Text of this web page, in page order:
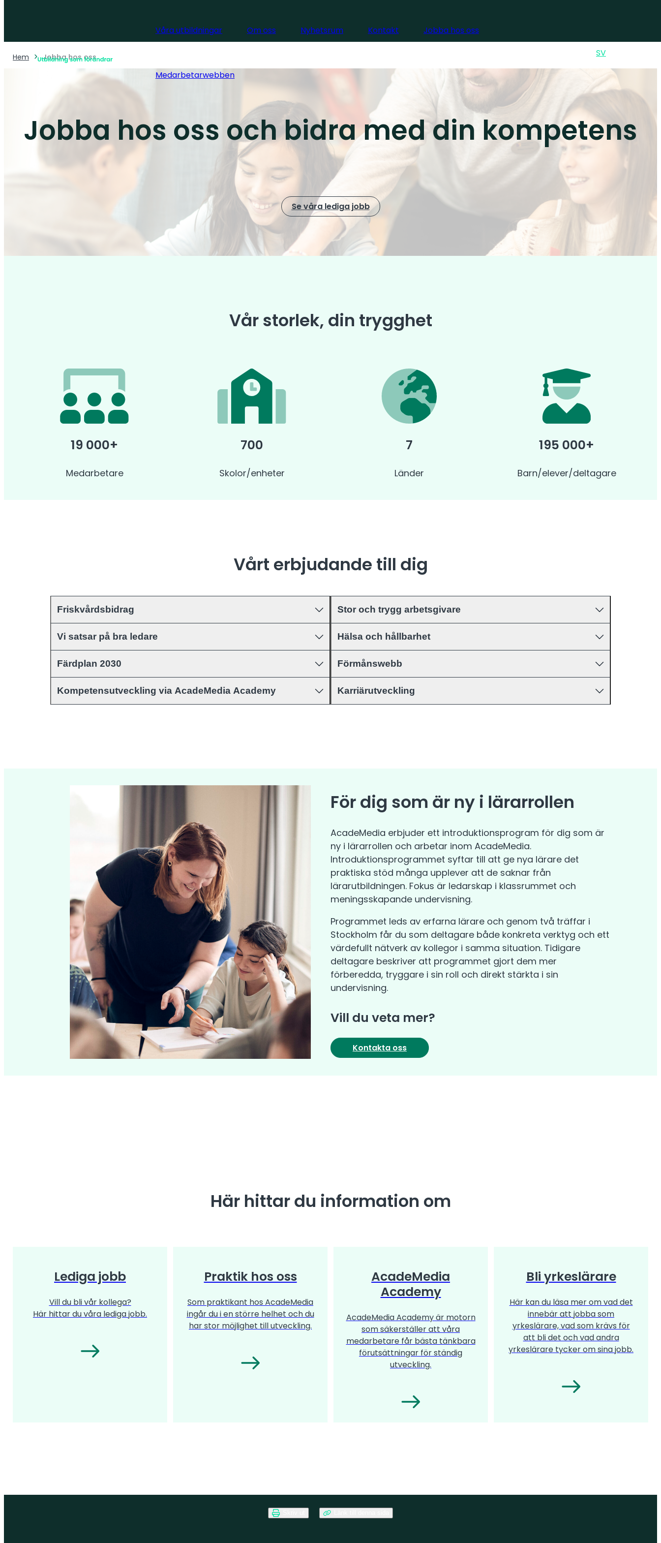
Våra utbildningar Om oss Nyhetsrum Kontakt Jobba hos oss
Medarbetarwebben
GLISH
SVENSKA
Hem Jobba hos oss
Jobba hos oss och bidra med din kompetens
Se våra lediga jobb
Vår storlek, din trygghet
19 000+
Medarbetare
700
Skolor/enheter
7
Länder
195 000+
Barn/elever/deltagare
Vårt erbjudande till dig
Friskvårdsbidrag
Vi satsar på bra ledare
Färdplan 2030
Kompetensutveckling via AcadeMedia Academy
Stor och trygg arbetsgivare
Hälsa och hållbarhet
Förmånswebb
Karriärutveckling
För dig som är ny i lärarrollen
AcadeMedia erbjuder ett introduktionsprogram för dig som är
ny i lärarrollen och arbetar inom AcadeMedia.
Introduktionsprogrammet syftar till att ge nya lärare det
praktiska stöd många upplever att de saknar från
lärarutbildningen. Fokus är ledarskap i klassrummet och
meningsskapande undervisning.
Programmet leds av erfarna lärare och genom två träffar i
Stockholm får du som deltagare både konkreta verktyg och ett
värdefullt nätverk av kollegor i samma situation. Tidigare
deltagare beskriver att programmet gjort dem mer
förberedda, tryggare i sin roll och direkt stärkta i sin
undervisning.
Vill du veta mer?
Kontakta oss
Här hittar du information om
Lediga jobb
Vill du bli vår kollega?
Här hittar du våra lediga jobb.
Praktik hos oss
Som praktikant hos AcadeMedia
ingår du i en större helhet och du
har stor möjlighet till utveckling.
AcadeMedia
Academy
AcadeMedia Academy är motorn
som säkerställer att våra
medarbetare får bästa tänkbara
förutsättningar för ständig
utveckling.
Bli yrkeslärare
Här kan du läsa mer om vad det
innebär att jobba som
yrkeslärare, vad som krävs för
att bli det och vad andra
yrkeslärare tycker om sina jobb.